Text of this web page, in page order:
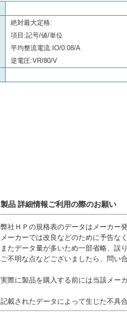
絶対最大定格:
項目:記号/値/単位
平均整流電流:IO/0.08/A
逆電圧:VR/80/V
製品 詳細情報ご利用の際のお願い
弊社ＨＰの規格表のデータはメーカー
メーカーでは改良などのために予告な
またデータ量が多いため一部省略、誤
ご不明な点などございましたら、問い
実際に製品を購入する前には当該メー
記載されたデータによって生じた不具